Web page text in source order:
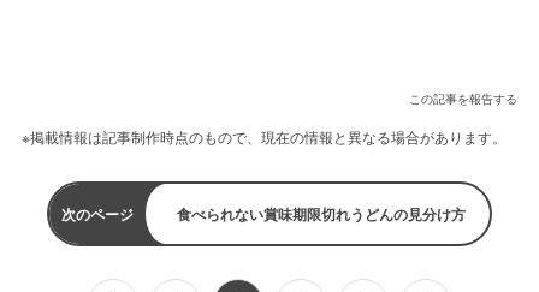
この記事を報告する
※掲載情報は記事制作時点のもので、現在の情報と異なる場合があります。
次のページ 食べられない賞味期限切れうどんの見分け方